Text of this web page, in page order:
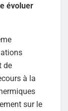
évoluer
de
à la
sur le